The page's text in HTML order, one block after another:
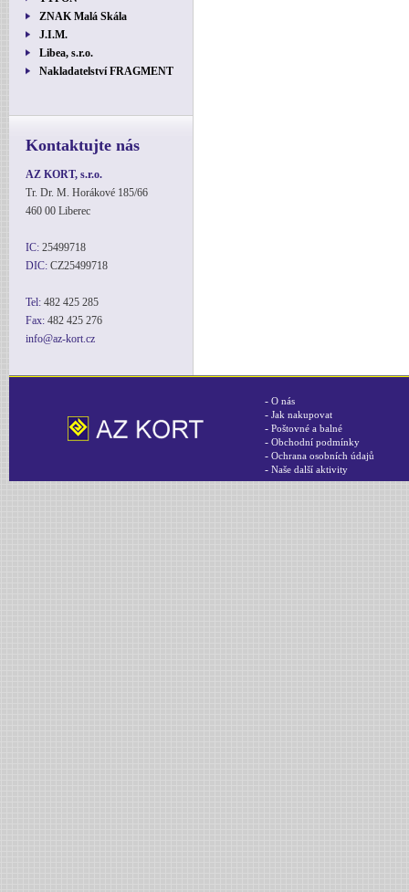
ZNAK Malá Skála
J.I.M.
Libea, s.r.o.
Nakladatelství FRAGMENT
Kontaktujte nás
AZ KORT, s.r.o.
Tr. Dr. M. Horákové 185/66
460 00 Liberec
IC: 25499718
DIC: CZ25499718
Tel: 482 425 285
Fax: 482 425 276
info@az-kort.cz
- O nás
- Jak nakupovat
- Poštovné a balné
- Obchodní podmínky
- Ochrana osobních údajů
- Naše další aktivity